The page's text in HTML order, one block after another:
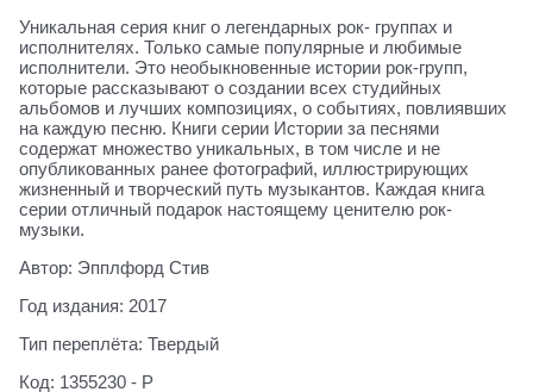
Уникальная серия книг о легендарных рок- группах и
исполнителях. Только самые популярные и любимые
исполнители. Это необыкновенные истории рок-групп,
которые рассказывают о создании всех студийных
альбомов и лучших композициях, о событиях, повлиявших
на каждую песню. Книги серии Истории за песнями
содержат множество уникальных, в том числе и не
опубликованных ранее фотографий, иллюстрирующих
жизненный и творческий путь музыкантов. Каждая книга
серии отличный подарок настоящему ценителю рок-
музыки.
Автор: Эпплфорд Стив
Год издания: 2017
Тип переплёта: Твердый
Код: 1355230 - Р